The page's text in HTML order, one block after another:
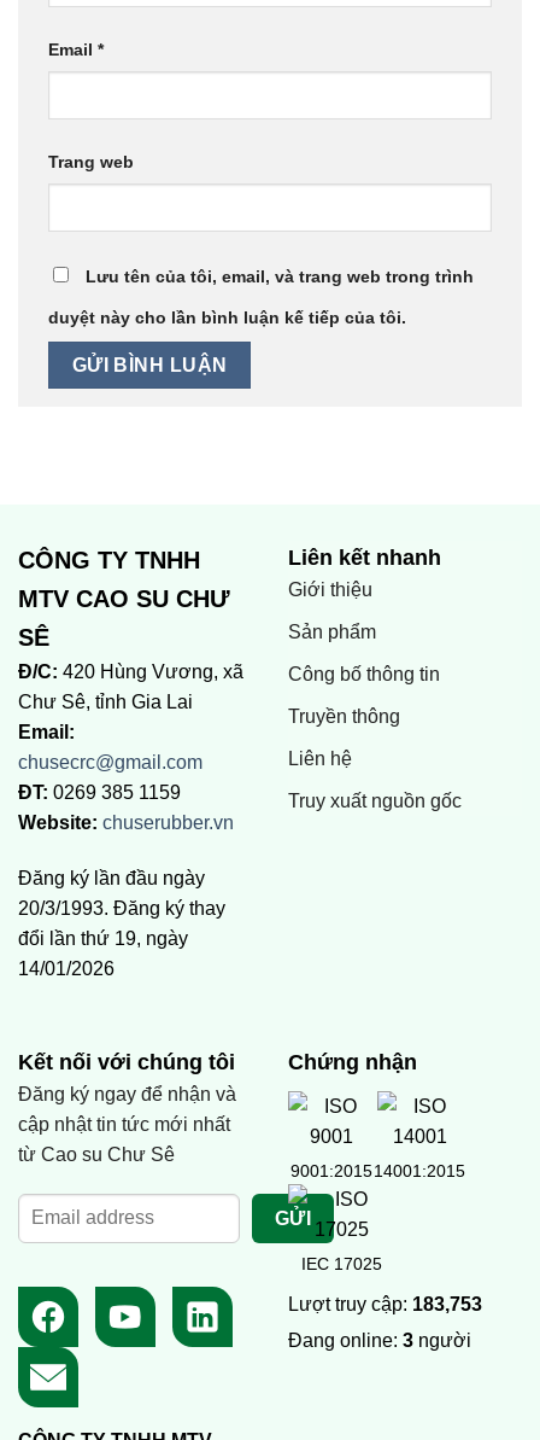
Email *
Trang web
Lưu tên của tôi, email, và trang web trong trình
duyệt này cho lần bình luận kế tiếp của tôi.
CÔNG TY TNHH
MTV CAO SU CHƯ
SÊ
Đ/C: 420 Hùng Vương, xã
Chư Sê, tỉnh Gia Lai
Email:
chusecrc@gmail.com
ĐT: 0269 385 1159
Website: chuserubber.vn
Đăng ký lần đầu ngày
20/3/1993. Đăng ký thay
đổi lần thứ 19, ngày
14/01/2026
Liên kết nhanh
Giới thiệu
Sản phẩm
Công bố thông tin
Truyền thông
Liên hệ
Truy xuất nguồn gốc
Kết nối với chúng tôi
Đăng ký ngay để nhận và
cập nhật tin tức mới nhất
từ Cao su Chư Sê
Chứng nhận
9001:201514001:2015
IEC 17025
Lượt truy cập: 183,753
Đang online: 3 người